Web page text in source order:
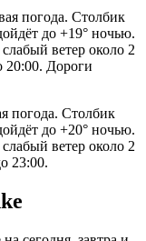
погода. Столбик
до +19° ночью.
ветер около 2
20:00. Дороги
погода. Столбик
до +20° ночью.
ветер около 2
23:00.